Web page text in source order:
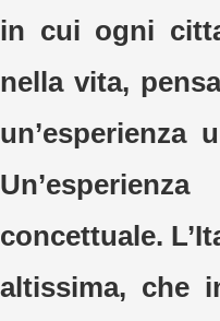
in cui ogni
nella vita,
un’esperienza
concettuale.
altissima, che